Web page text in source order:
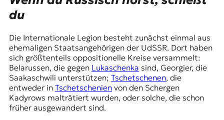
du
Die Internationale Legion besteht zunächst einmal aus
ehemaligen Staatsangehörigen der UdSSR. Dort haben
sich größtenteils oppositionelle Kreise versammelt:
Belarussen, die gegen Lukaschenka sind, Georgier, die
Saakaschwili unterstützen; Tschetschenen, die
entweder in Tschetschenienvon den Schergen
Kadyrows malträtiert wurden, oder solche, die schon
früher ausgewandert sind.